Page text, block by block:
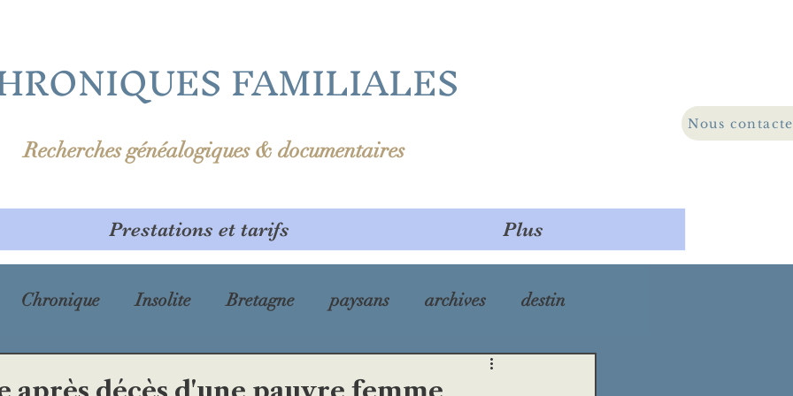
FAMILIALES
Recherches généalogiques & documentaires
Nous
Prestations et tarifs Plus
Chronique Insolite Bretagne paysans archives destin
maladie